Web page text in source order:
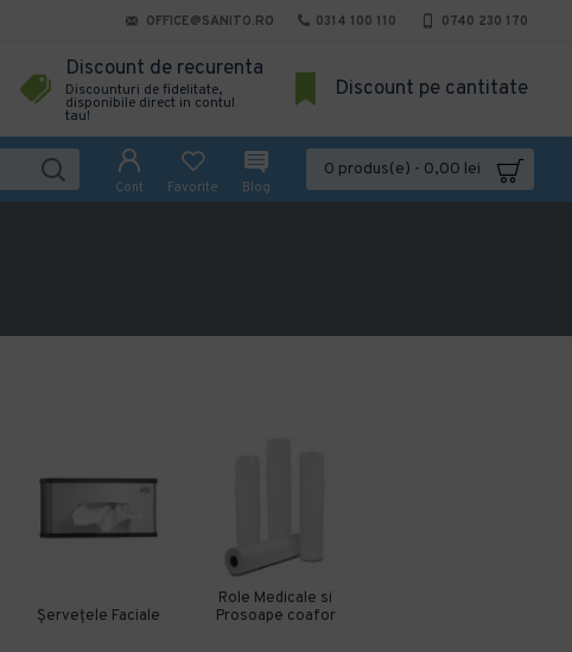
OFFICE@SANITO.RO 0314 100 110 0740 230 170
Discount de recurenta
Discounturi de fidelitate,
disponibile direct in contul
tau!
Discount pe cantitate
Cont Favorite Blog
0 produs(e) - 0,00 lei
Șervețele Faciale
Role Medicale si
Prosoape coafor